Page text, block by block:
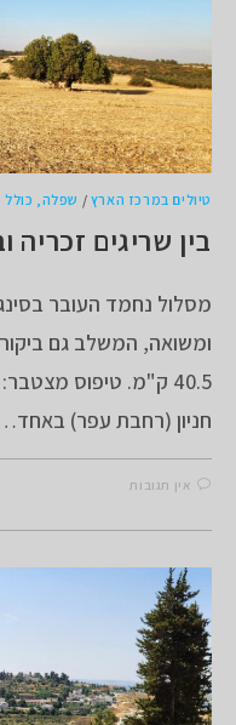
טיולים במרכז הארץ / שפלה, כולל
בין שריגים
מסלול נחמד העובר
ומשואה, המשלב גם
חניון (רחבת עפר)
אין תגובות